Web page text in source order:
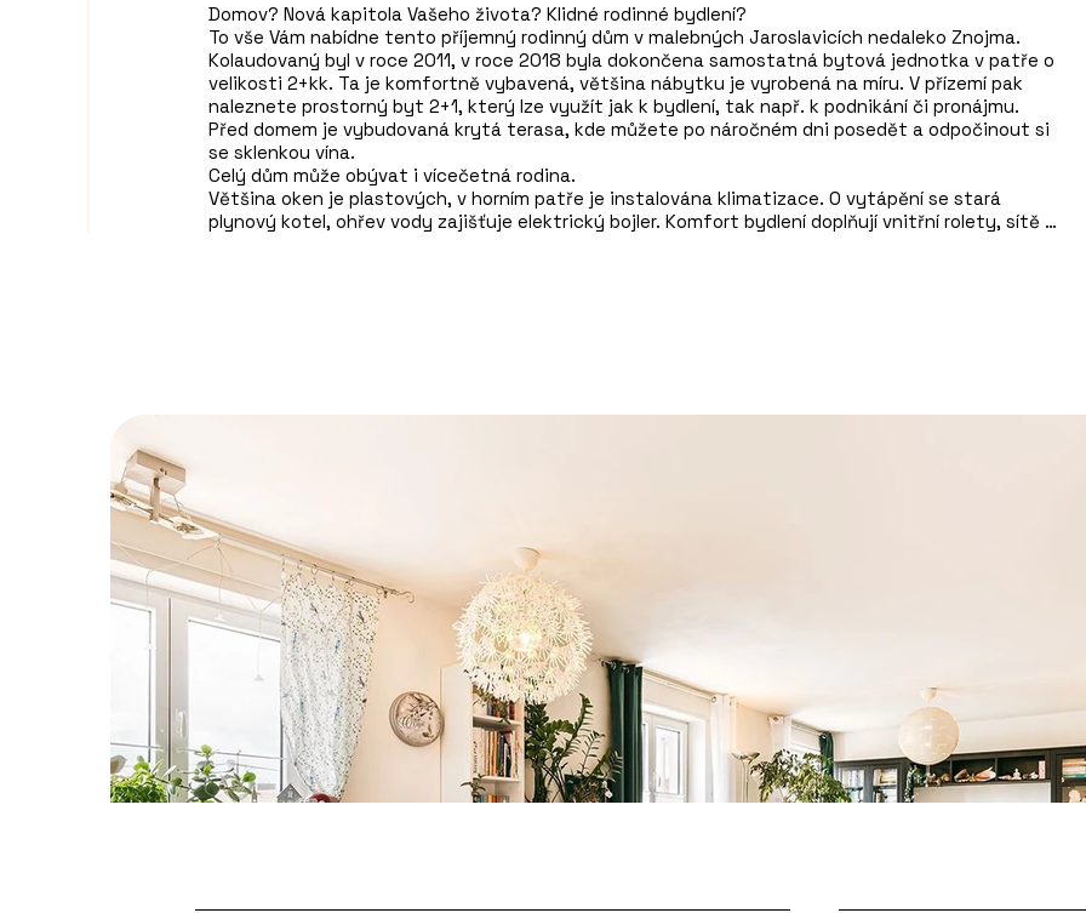
Domov? Nová kapitola Vašeho života? Klidné rodinné bydlení?
To vše Vám nabídne tento příjemný rodinný dům v malebných Jaroslavicích nedaleko Znojma.
Kolaudovaný byl v roce 2011, v roce 2018 byla dokončena samostatná bytová jednotka v patře o
velikosti 2+kk. Ta je komfortně vybavená, většina nábytku je vyrobená na míru. V přízemí pak
naleznete prostorný byt 2+1, který lze využít jak k bydlení, tak např. k podnikání či pronájmu.
Před domem je vybudovaná krytá terasa, kde můžete po náročném dni posedět a odpočinout si
se sklenkou vína.
Celý dům může obývat i vícečetná rodina.
Většina oken je plastových, v horním patře je instalována klimatizace. O vytápění se stará
plynový kotel, ohřev vody zajišťuje elektrický bojler. Komfort bydlení doplňují vnitřní rolety, sítě
roku.
Jaroslavice jsou oblíbenou vinařskou obcí s bohatou historií, zámkem a příjemnou atmosférou.
Žije zde přibližně 1 250 obyvatel. Obec nabízí velmi dobrou občanskou vybavenost – najdete zde
mateřskou i základní školu, poštu, lékaře, zubní ordinaci, lékárnu i obchody s potravinami a
restauraci.
Místní život je navíc velmi aktivní. Každoročně se zde konají tradiční krojované hody, sportovní
turnaje, vinařské akce, funguje zde několik zájmových spolků.
Pokud hledáte místo, kde budete mít klid a prostor, dobrou dostupnost do Znojma i do Rakouska,
tento dům Vás svou atmosférou velmi mile překvapí.
Zavolejte, ráda Vám poskytnu další informace.